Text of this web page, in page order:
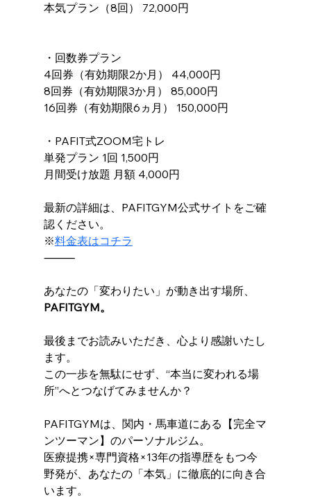
本気プラン（8回） 72,000円
・回数券プラン
4回券（有効期限2か月） 44,000円
8回券（有効期限3か月） 85,000円
16回券（有効期限6ヵ月） 150,000円
・PAFIT式ZOOM宅トレ
単発プラン 1回 1,500円
月間受け放題 月額 4,000円
最新の詳細は、PAFITGYM公式サイトをご確
認ください。
※料金表はコチラ
⸻
あなたの「変わりたい」が動き出す場所、
PAFITGYM。
最後までお読みいただき、心より感謝いたし
ます。
この一歩を無駄にせず、“本当に変われる場
所”へとつなげてみませんか？
PAFITGYMは、関内・馬車道にある【完全マ
ンツーマン】のパーソナルジム。
医療提携×専門資格×13年の指導歴をもつ今
野発が、あなたの「本気」に徹底的に向き合
います。